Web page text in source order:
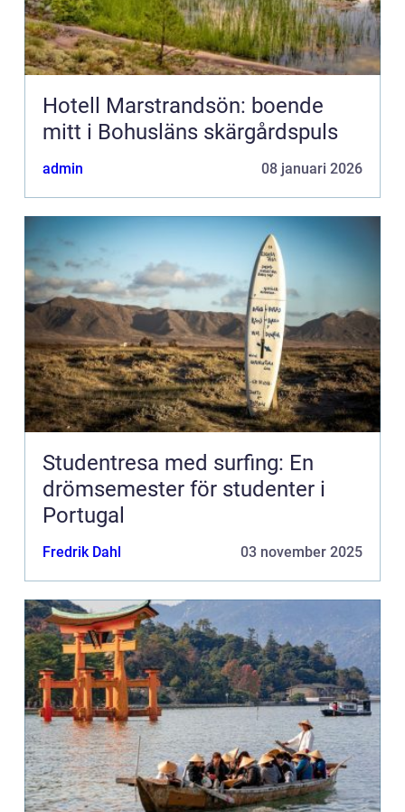
Hotell Marstrandsön: boende
mitt i Bohusläns skärgårdspuls
admin 08 januari 2026
Studentresa med surfing: En
drömsemester för studenter i
Portugal
Fredrik Dahl 03 november 2025